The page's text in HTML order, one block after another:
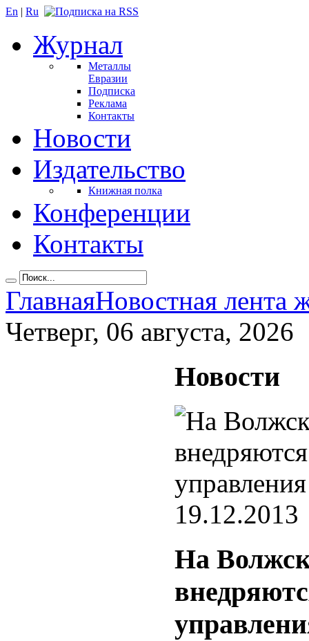
En | Ru
Журнал
Металлы
Евразии
Подписка
Реклама
Контакты
Новости
Издательство
Книжная полка
Конференции
Контакты
ГлавнаяНовостная лента
Четверг, 06 августа, 2026
Новости
19.12.2013
На